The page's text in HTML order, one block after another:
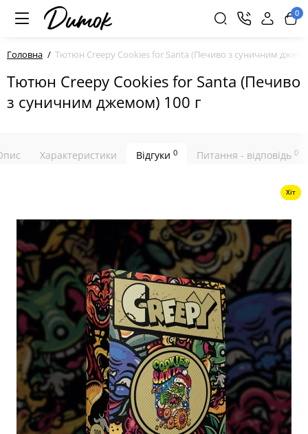
0
Головна Тютюн Creepy Cookies for Santa (Печиво з суничним
Тютюн Creepy Cookies for Santa (Печиво
з суничним джемом) 100 г
Характеристики Відгуки 0 Питання - відповідь 0
Хіт